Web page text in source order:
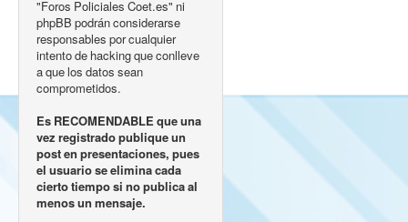
"Foros Policiales Coet.es" ni
phpBB podrán considerarse
responsables por cualquier
intento de hacking que conlleve
a que los datos sean
comprometidos.
Es RECOMENDABLE que una
vez registrado publique un
post en presentaciones, pues
el usuario se elimina cada
cierto tiempo si no publica al
menos un mensaje.